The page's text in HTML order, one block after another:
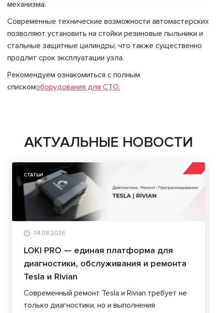
механизма.
Современные технические возможности автомастерских
позволяют установить на стойки резиновые пыльники и
стальные защитные цилиндры, что также существенно
продлит срок эксплуатации узла.
Рекомендуем ознакомиться с полным
спискомоборудования для СТО.
АКТУАЛЬНЫЕ НОВОСТИ
СТАТЬИ
04.08.2026
LOKI PRO — единая платформа для
диагностики, обслуживания и ремонта
Tesla и Rivian
Современный ремонт Tesla и Rivian требует не
только диагностики, но и выполнения